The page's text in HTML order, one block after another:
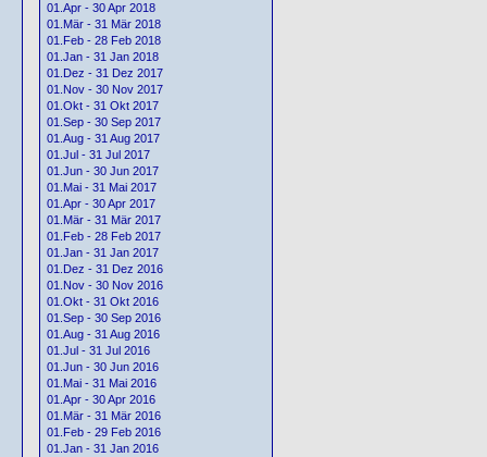
01.Apr - 30 Apr 2018
01.Mär - 31 Mär 2018
01.Feb - 28 Feb 2018
01.Jan - 31 Jan 2018
01.Dez - 31 Dez 2017
01.Nov - 30 Nov 2017
01.Okt - 31 Okt 2017
01.Sep - 30 Sep 2017
01.Aug - 31 Aug 2017
01.Jul - 31 Jul 2017
01.Jun - 30 Jun 2017
01.Mai - 31 Mai 2017
01.Apr - 30 Apr 2017
01.Mär - 31 Mär 2017
01.Feb - 28 Feb 2017
01.Jan - 31 Jan 2017
01.Dez - 31 Dez 2016
01.Nov - 30 Nov 2016
01.Okt - 31 Okt 2016
01.Sep - 30 Sep 2016
01.Aug - 31 Aug 2016
01.Jul - 31 Jul 2016
01.Jun - 30 Jun 2016
01.Mai - 31 Mai 2016
01.Apr - 30 Apr 2016
01.Mär - 31 Mär 2016
01.Feb - 29 Feb 2016
01.Jan - 31 Jan 2016